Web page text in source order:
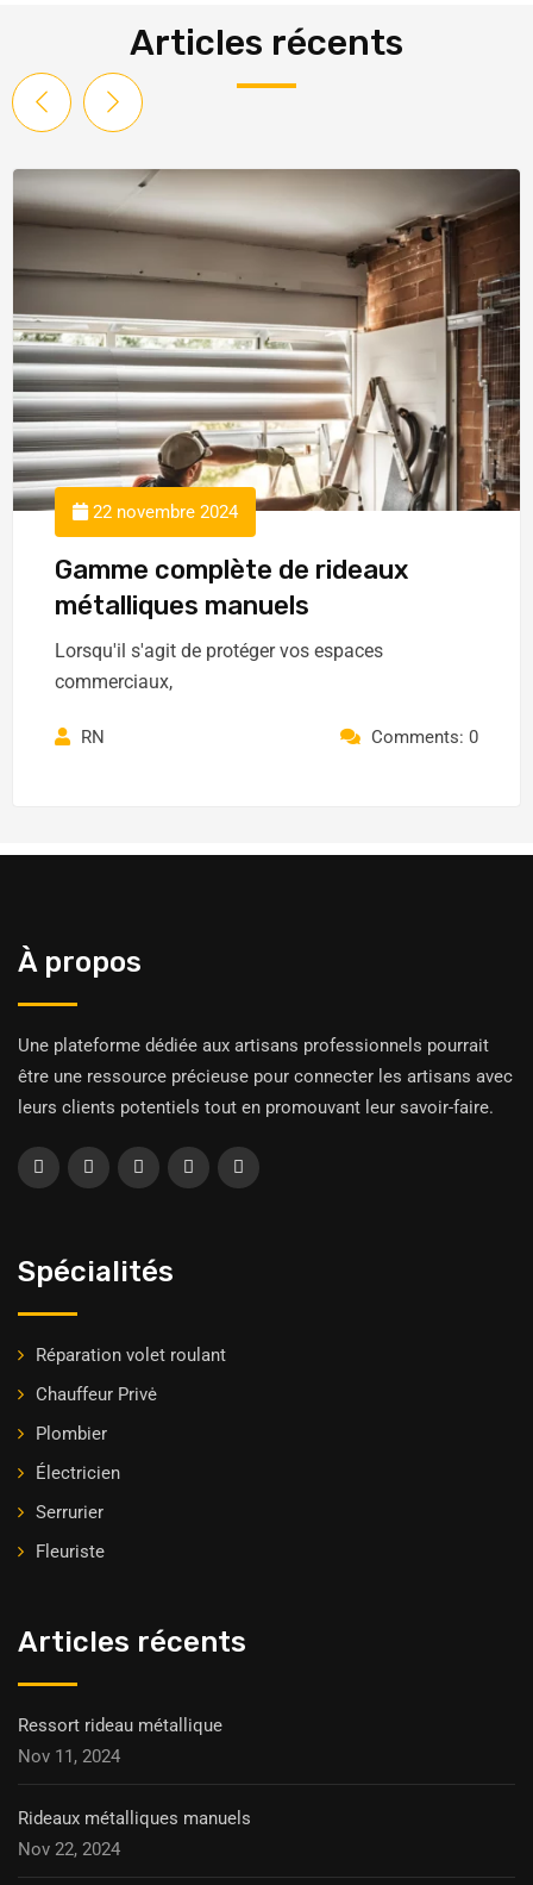
Articles récents
22 novembre 2024
Gamme complète de rideaux
métalliques manuels
Lorsqu'il s'agit de protéger vos espaces
commerciaux,
RN Comments: 0
À propos
Une plateforme dédiée aux artisans professionnels pourrait
être une ressource précieuse pour connecter les artisans avec
leurs clients potentiels tout en promouvant leur savoir-faire.
Spécialités
Réparation volet roulant
Chauffeur Privė
Plombier
Électricien
Serrurier
Fleuriste
Articles récents
Ressort rideau métallique
Nov 11, 2024
Rideaux métalliques manuels
Nov 22, 2024